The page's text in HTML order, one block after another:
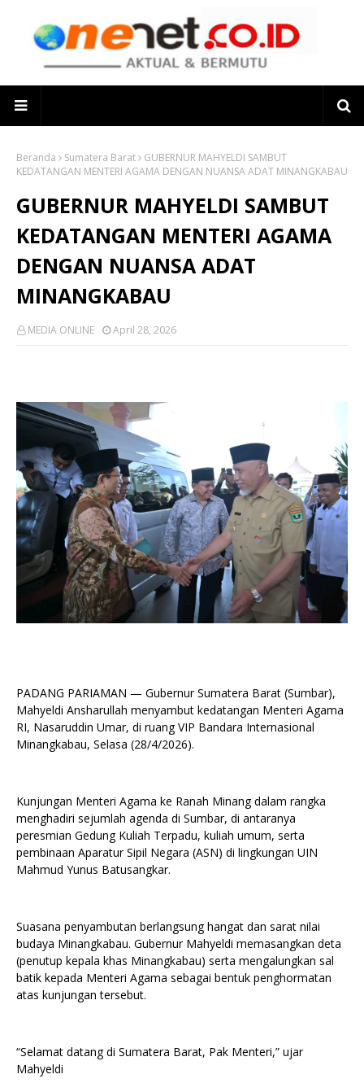
Beranda Sumatera Barat
GUBERNUR MAHYELDI SAMBUT
KEDATANGAN MENTERI AGAMA DENGAN NUANSA ADAT MINANGKABAU
GUBERNUR MAHYELDI SAMBUT
KEDATANGAN MENTERI AGAMA
DENGAN NUANSA ADAT
MINANGKABAU
MEDIA ONLINE April 28, 2026
PADANG PARIAMAN — Gubernur Sumatera Barat (Sumbar),
Mahyeldi Ansharullah menyambut kedatangan Menteri Agama
RI, Nasaruddin Umar, di ruang VIP Bandara Internasional
Minangkabau, Selasa (28/4/2026).
Kunjungan Menteri Agama ke Ranah Minang dalam rangka
menghadiri sejumlah agenda di Sumbar, di antaranya
peresmian Gedung Kuliah Terpadu, kuliah umum, serta
pembinaan Aparatur Sipil Negara (ASN) di lingkungan UIN
Mahmud Yunus Batusangkar.
Suasana penyambutan berlangsung hangat dan sarat nilai
budaya Minangkabau. Gubernur Mahyeldi memasangkan deta
(penutup kepala khas Minangkabau) serta mengalungkan sal
batik kepada Menteri Agama sebagai bentuk penghormatan
atas kunjungan tersebut.
“Selamat datang di Sumatera Barat, Pak Menteri,” ujar
Mahyeldi